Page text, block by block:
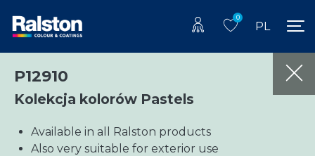
0
PL
P12910
Kolekcja kolorów Pastels
Available in all Ralston products
Also very suitable for exterior use